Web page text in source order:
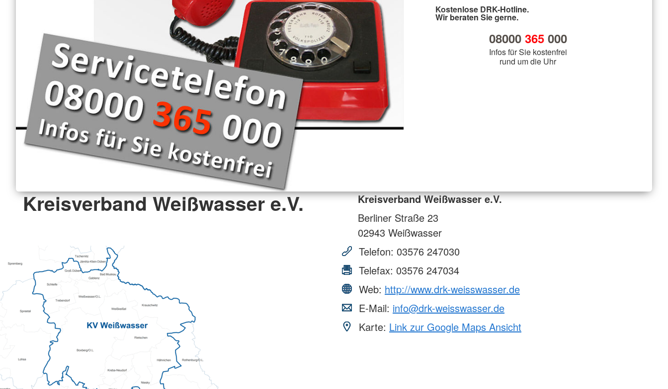
Kostenlose DRK-Hotline.
Wir beraten Sie gerne.
08000 365000
Infos für Sie kostenfrei
rund um die Uhr
Kreisverband Weißwasser e.V.
Kreisverband Weißwasser e.V.
Berliner Straße 23
02943 Weißwasser
Telefon: 03576 247030
Telefax: 03576 247034
Web: http://www.drk-weisswasser.de
E-Mail: info@drk-weisswasser.de
Karte: Link zur Google Maps Ansicht